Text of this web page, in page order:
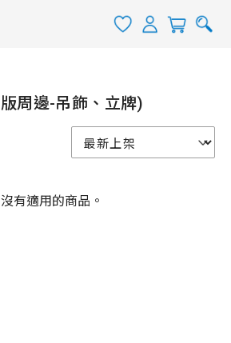
周邊-吊飾、立牌)
沒有適用的商品。